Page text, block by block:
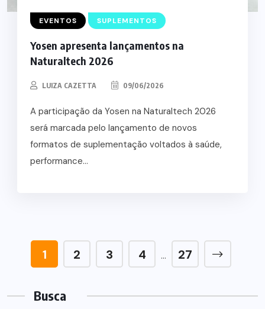
EVENTOS SUPLEMENTOS
Yosen apresenta lançamentos na
Naturaltech 2026
LUIZA CAZETTA 09/06/2026
A participação da Yosen na Naturaltech 2026
será marcada pelo lançamento de novos
formatos de suplementação voltados à saúde,
performance...
1 2 3 4 … 27
Busca